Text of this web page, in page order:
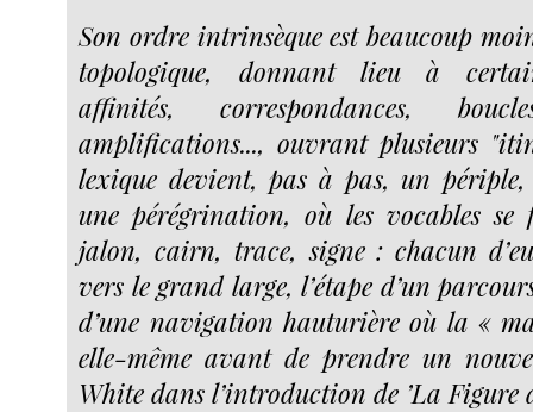
Son ordre intrinsèque est beaucoup
topologique, donnant lieu à
affinités, correspondances,
amplifications..., ouvrant plusieurs
lexique devient, pas à pas, un
une pérégrination, où les vocables
jalon, cairn, trace, signe : chacun
vers le grand large, l’étape d’un
d’une navigation hauturière où la «
elle-même avant de prendre un
White dans l’introduction de ’La Figure